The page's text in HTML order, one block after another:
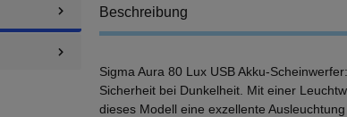
Beschreibung
Sigma Aura 80 Lux USB Akku-
Sicherheit bei Dunkelheit. Mit einer
dieses Modell eine exzellente